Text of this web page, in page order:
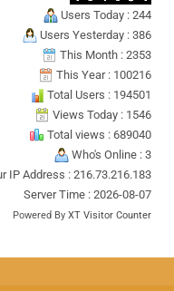
Users Today : 244
Users Yesterday : 386
This Month : 2353
This Year : 100216
Total Users : 194501
Views Today : 1546
Total views : 689040
Who's Online : 3
IP Address : 216.73.216.183
Server Time : 2026-08-07
Powered By XT Visitor Counter